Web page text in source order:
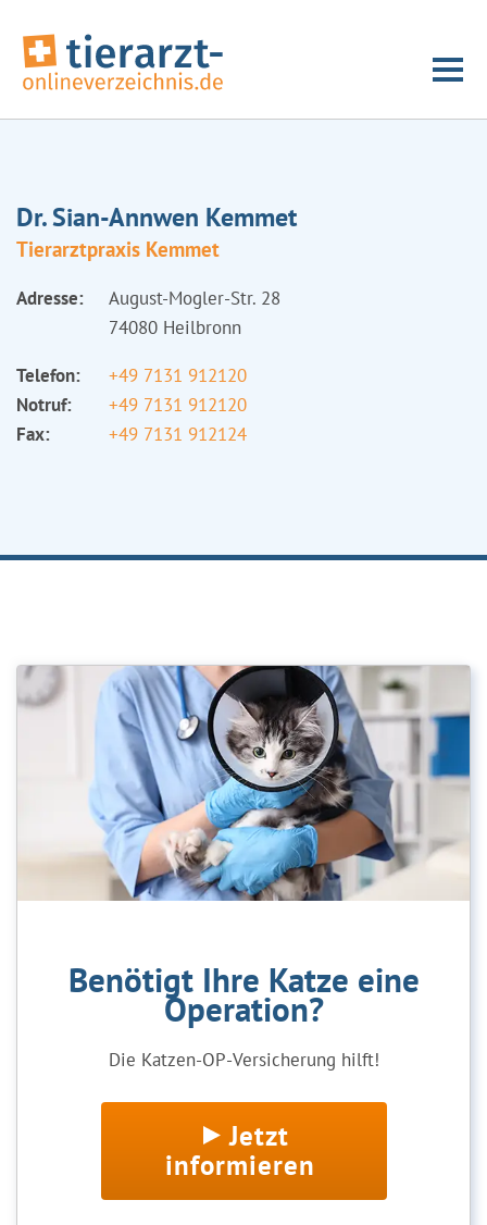
Dr. Sian-Annwen Kemmet
Tierarztpraxis Kemmet
Adresse:
August-Mogler-Str. 28
74080 Heilbronn
Telefon:
+49 7131 912120
Notruf:
+49 7131 912120
Fax:
+49 7131 912124
Benötigt Ihre Katze eine
Operation?
Die Katzen-OP-Versicherung hilft!
Jetzt
informieren